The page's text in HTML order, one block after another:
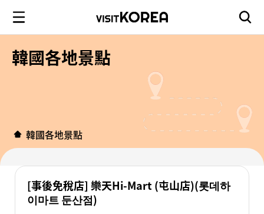
韓國各地景點
韓國各地景點
[事後免稅店] 樂天Hi-Mart (屯山店)(롯데하
이마트 둔산점)